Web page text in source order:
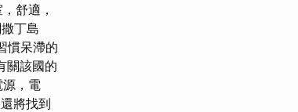
舒適，
丁島
慣呆滯的
關該國的
，電
將找到